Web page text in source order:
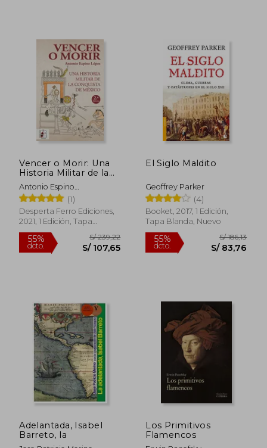
Vencer o Morir: Una
Historia Militar de la
Conquista de México
Antonio Espino
L&Oacute;Pez
(1)
Desperta Ferro Ediciones,
2021, 1 Edición, Tapa
Blanda, Nuevo
El Siglo Maldito
Geoffrey Parker
(4)
Booket, 2017, 1 Edición,
Tapa Blanda, Nuevo
Adelantada, Isabel
Barreto, la
Los Primitivos
Flamencos